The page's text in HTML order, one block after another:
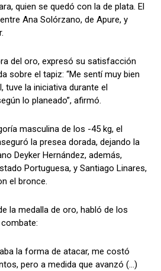
quien se quedó con la de plata. El
Ana Solórzano, de Apure, y
del oro, expresó su satisfacción
sobre el tapiz: “Me sentí muy bien
tuve la iniciativa durante el
lo planeado”, afirmó.
masculina de los -45 kg, el
la presea dorada, dejando la
Deyker Hernández, además,
Portuguesa, y Santiago Linares,
el bronce.
la medalla de oro, habló de los
la forma de atacar, me costó
pero a medida que avanzó (…)